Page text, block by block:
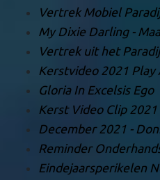
Vertrek Mobiel
My Dixie Darling -
Vertrek uit het
Kerstvideo 2021 Play
Gloria In Excelsis Ego
Kerst Video Clip 2021
December 2021 -
Reminder
Eindejaarsperikelen